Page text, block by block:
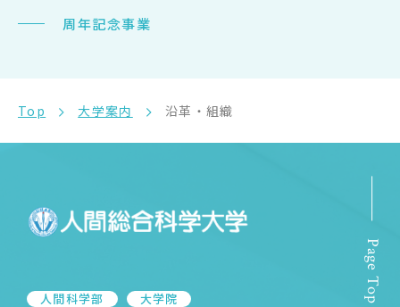
周年記念事業
Top 大学案内 沿革・組織
人間科学部 大学院 Page Top